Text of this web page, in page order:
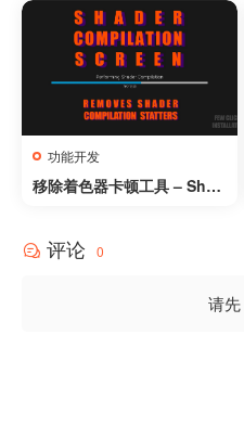
品 – Parkour Race – Multi
player Blueprint Game Te
mplate – Platformer – By
Kekdot
功能开发
移除着色器卡顿工具 – Shad
评论 0
请先